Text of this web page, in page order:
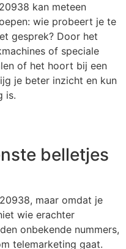
kan meteen
wie probeert je te
gesprek? Door het
of speciale
of het hoort bij een
je beter inzicht en kun
is.
belletjes
maar omdat je
wie erachter
onbekende nummers,
telemarketing gaat.